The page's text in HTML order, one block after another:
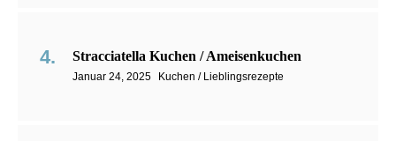
Stracciatella Kuchen / Ameisenkuchen
Januar 24, 2025 Kuchen / Lieblingsrezepte